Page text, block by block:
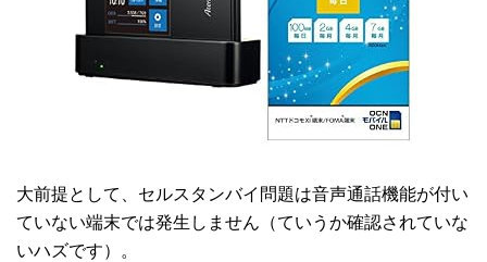
大前提として、セルスタンバイ問題は音声通話機能が付い
ていない端末では発生しません（ていうか確認されていな
いハズです）。